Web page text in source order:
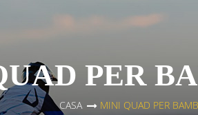
CASA > MINI QUAD PER
PER